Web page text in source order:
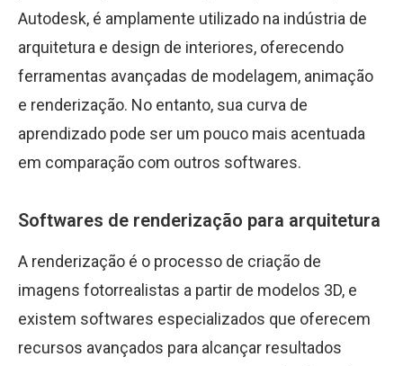
Autodesk, é amplamente utilizado na indústria de
arquitetura e design de interiores, oferecendo
ferramentas avançadas de modelagem, animação
e renderização. No entanto, sua curva de
aprendizado pode ser um pouco mais acentuada
em comparação com outros softwares.
Softwares de renderização para arquitetura
A renderização é o processo de criação de
imagens fotorrealistas a partir de modelos 3D, e
existem softwares especializados que oferecem
recursos avançados para alcançar resultados